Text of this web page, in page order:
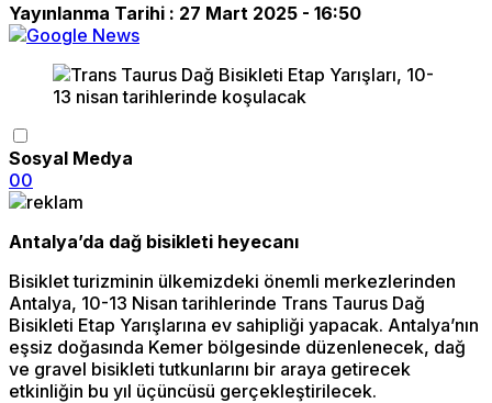
Yayınlanma Tarihi : 27 Mart 2025 - 16:50
Sosyal Medya
00
Antalya’da dağ bisikleti heyecanı
Bisiklet turizminin ülkemizdeki önemli merkezlerinden
Antalya, 10-13 Nisan tarihlerinde Trans Taurus Dağ
Bisikleti Etap Yarışlarına ev sahipliği yapacak. Antalya’nın
eşsiz doğasında Kemer bölgesinde düzenlenecek, dağ
ve gravel bisikleti tutkunlarını bir araya getirecek
etkinliğin bu yıl üçüncüsü gerçekleştirilecek.